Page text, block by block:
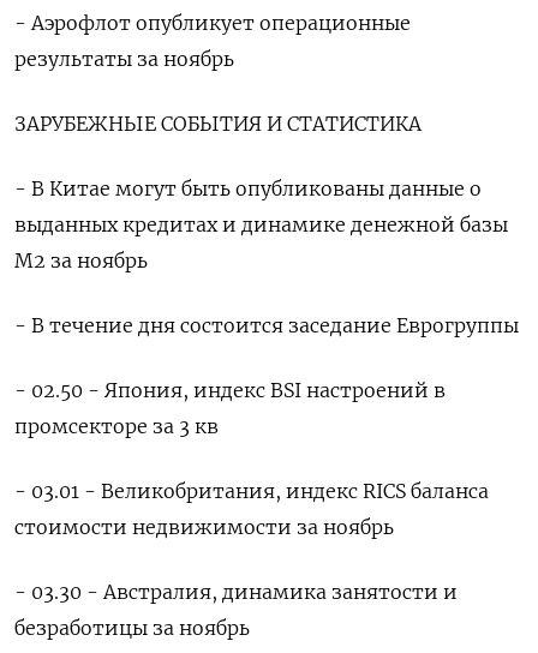
- Аэрофлот опубликует операционные
результаты за ноябрь
ЗАРУБЕЖНЫЕ СОБЫТИЯ И СТАТИСТИКА
- В Китае могут быть опубликованы данные о
выданных кредитах и динамике денежной базы
М2 за ноябрь
- В течение дня состоится заседание Еврогруппы
- 02.50 - Япония, индекс BSI настроений в
промсекторе за 3 кв
- 03.01 - Великобритания, индекс RICS баланса
стоимости недвижимости за ноябрь
- 03.30 - Австралия, динамика занятости и
безработицы за ноябрь